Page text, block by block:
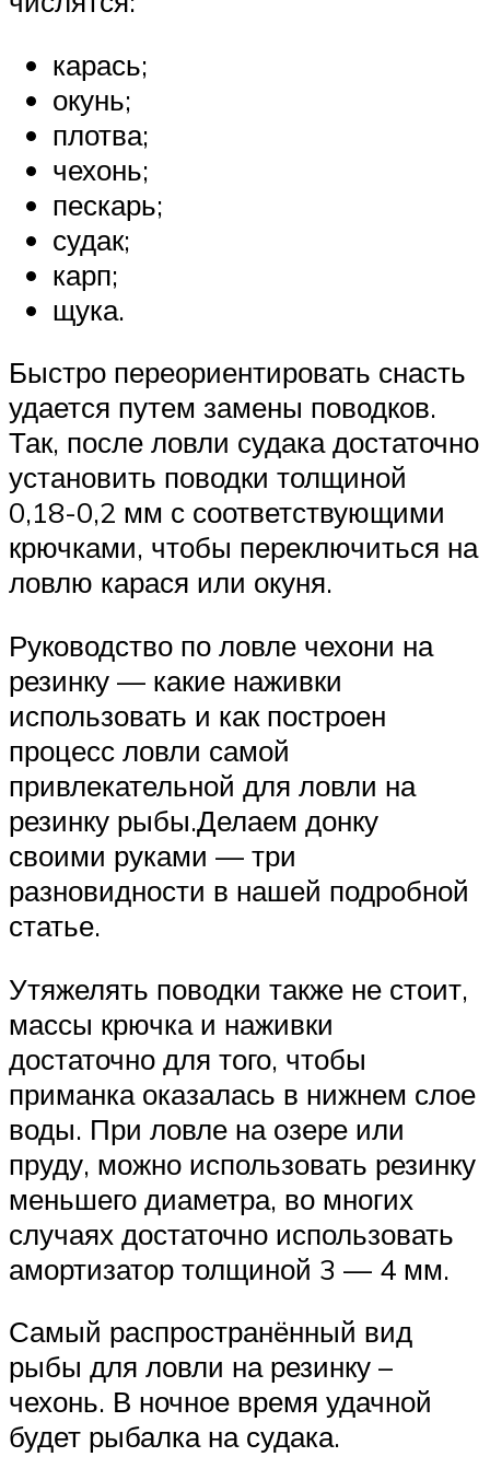
карась;
окунь;
плотва;
чехонь;
пескарь;
судак;
карп;
щука.
Быстро переориентировать снасть
удается путем замены поводков.
Так, после ловли судака достаточно
установить поводки толщиной
0,18-0,2 мм с соответствующими
крючками, чтобы переключиться на
ловлю карася или окуня.
Руководство по ловле чехони на
резинку — какие наживки
использовать и как построен
процесс ловли самой
привлекательной для ловли на
резинку рыбы.Делаем донку
своими руками — три
разновидности в нашей подробной
статье.
Утяжелять поводки также не стоит,
массы крючка и наживки
достаточно для того, чтобы
приманка оказалась в нижнем слое
воды. При ловле на озере или
пруду, можно использовать резинку
меньшего диаметра, во многих
случаях достаточно использовать
амортизатор толщиной 3 — 4 мм.
Самый распространённый вид
рыбы для ловли на резинку –
чехонь. В ночное время удачной
будет рыбалка на судака.